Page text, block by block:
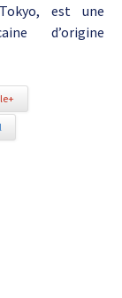
est une
d’origine